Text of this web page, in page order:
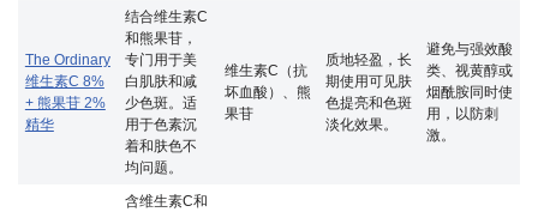
The Ordinary
维生素C 8%
+ 熊果苷 2%
精华
结合维生素C
和熊果苷，
专门用于美
白肌肤和减
少色斑。适
用于色素沉
着和肤色不
均问题。
维生素C（抗
坏血酸）、熊
果苷
质地轻盈，长
期使用可见肤
色提亮和色斑
淡化效果。
避免与强效酸
类、视黄醇或
烟酰胺同时使
用，以防刺
激。
含维生素C和